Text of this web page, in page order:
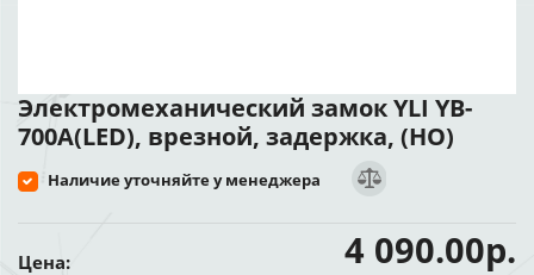
Электромеханический замок YLI YB-
700A(LED), врезной, задержка, (НО)
Наличие уточняйте у менеджера
Цена: 4 090.00р.